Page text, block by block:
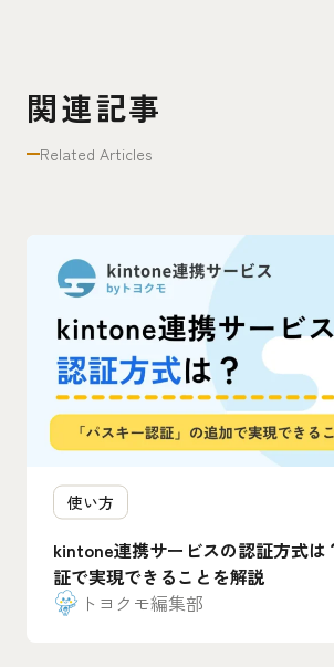
関連記事
Related Articles
使い方
kintone連携サービスの認証方式は
証で実現できることを解説
トヨクモ編集部